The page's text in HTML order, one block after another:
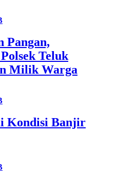
Pangan,
Teluk
Milik Warga
Kondisi Banjir